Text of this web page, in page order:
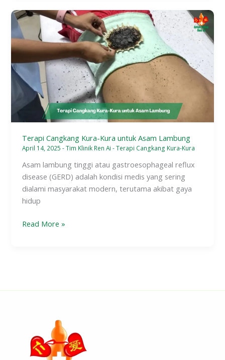
Terapi Cangkang Kura-Kura untuk Asam Lambung
April 14, 2025-Tim Klinik Ren Ai-Terapi Cangkang Kura-Kura
Asam lambung tinggi atau gastroesophageal reflux
disease (GERD) adalah kondisi medis yang sering
dialami masyarakat modern, terutama akibat gaya
hidup
Terapi
Cangkang
Kura-
Kura
untuk
Asam
Lambung
Read More »